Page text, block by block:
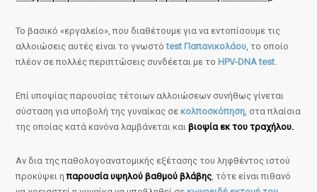
Το βασικό «εργαλείο», που διαθέτουμε για να εντοπίσουμε τις
αλλοιώσεις αυτές είναι το γνωστόtest Παπανικολάου, το οποίο
πλέον σε πολλές περιπτώσεις συνδέεται με το HPV-DNA test.
Επί υποψίας παρουσίας τέτοιων αλλοιώσεων συνήθως γίνεται
σύσταση για υποβολή της γυναίκας σεκολποσκόπηση, στα πλαίσια
της οποίας κατά κανόνα λαμβάνεται καιβιοψία εκ του τραχήλου.
Αν δια της παθολογοανατομικής εξέτασης του ληφθέντος ιστού
προκύψει ηπαρουσία υψηλού βαθμού βλάβης, τότε είναι πιθανό